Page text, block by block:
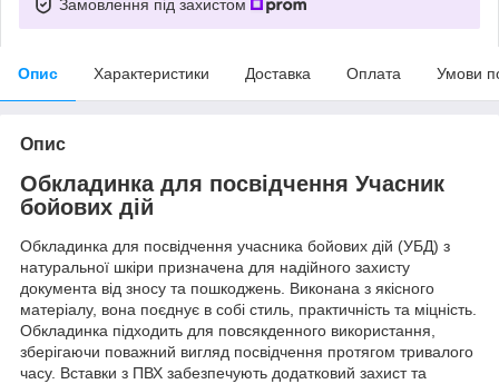
Замовлення під захистом
Опис Характеристики Доставка Оплата Умови
Опис
Обкладинка для посвідчення Учасник
бойових дій
Обкладинка для посвідчення учасника бойових дій (УБД) з
натуральної шкіри призначена для надійного захисту
документа від зносу та пошкоджень. Виконана з якісного
матеріалу, вона поєднує в собі стиль, практичність та міцність.
Обкладинка підходить для повсякденного використання,
зберігаючи поважний вигляд посвідчення протягом тривалого
часу. Вставки з ПВХ забезпечують додатковий захист та